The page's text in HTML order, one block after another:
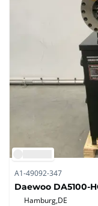
A1-49092-347
Daewoo DA5100-
Hamburg,DE